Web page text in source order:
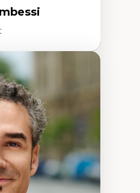
ressources naturelles
du territoire
rural francophone